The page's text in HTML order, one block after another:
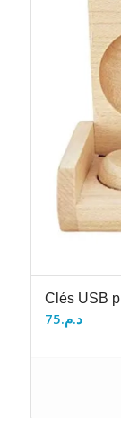
Clés USB
د.م.75